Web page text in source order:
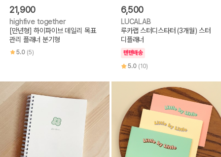
21,900
highfive together
[만년형] 하이파이브 데일리 목표
관리 플래너 분기형
5.0 (5)
6,500
LUCALAB
루카랩 스터디스타터 (3개월) 스터
디플래너
텐텐배송
5.0 (10)